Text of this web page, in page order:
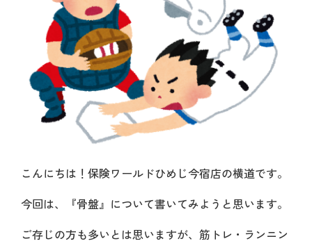
こんにちは！保険ワールドひめじ今宿店の横道です。
今回は、『骨盤』について書いてみようと思います。
ご存じの方も多いとは思いますが、筋トレ・ランニン